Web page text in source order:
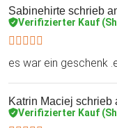
Sabinehirte schrieb
Verifizierter Kauf
es war ein geschenk
Katrin Maciej schrieb
Verifizierter Kauf